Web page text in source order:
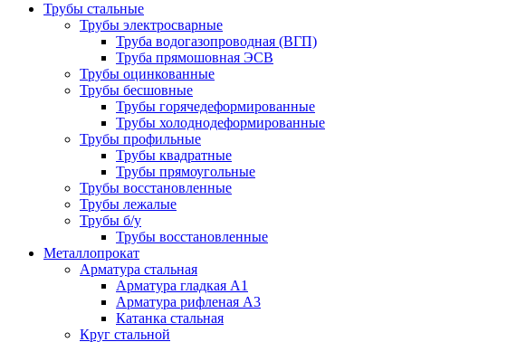
Трубы стальные
Трубы электросварные
Труба водогазопроводная (ВГП)
Труба прямошовная ЭСВ
Трубы оцинкованные
Трубы бесшовные
Трубы горячедеформированные
Трубы холоднодеформированные
Трубы профильные
Трубы квадратные
Трубы прямоугольные
Трубы восстановленные
Трубы лежалые
Трубы б/у
Трубы восстановленные
Металлопрокат
Арматура стальная
Арматура гладкая А1
Арматура рифленая А3
Катанка стальная
Круг стальной